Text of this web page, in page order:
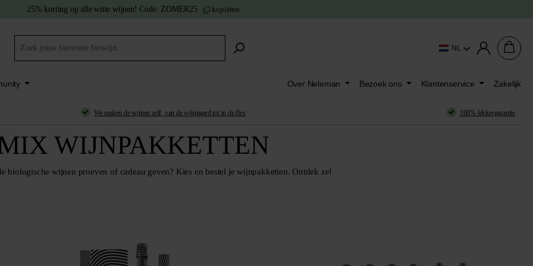
25% korting op alle witte wijnen! Code: ZOMER25 kopiëren
NL
Over Neleman Bezoek ons Klantenservice Zakelijk
We maken de wijnen zelf , van de wijngaard tot in de fles 100% lekkergarantie
WIJNPAKKETTEN
biologische wijnen proevenof cadeau geven? Kies en bestel jewijnpakketten. Ontdek ze!